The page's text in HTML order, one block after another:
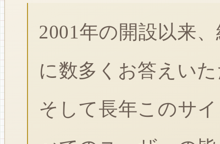
2001年の開設以来
に数多くお答えい
そして長年このサ